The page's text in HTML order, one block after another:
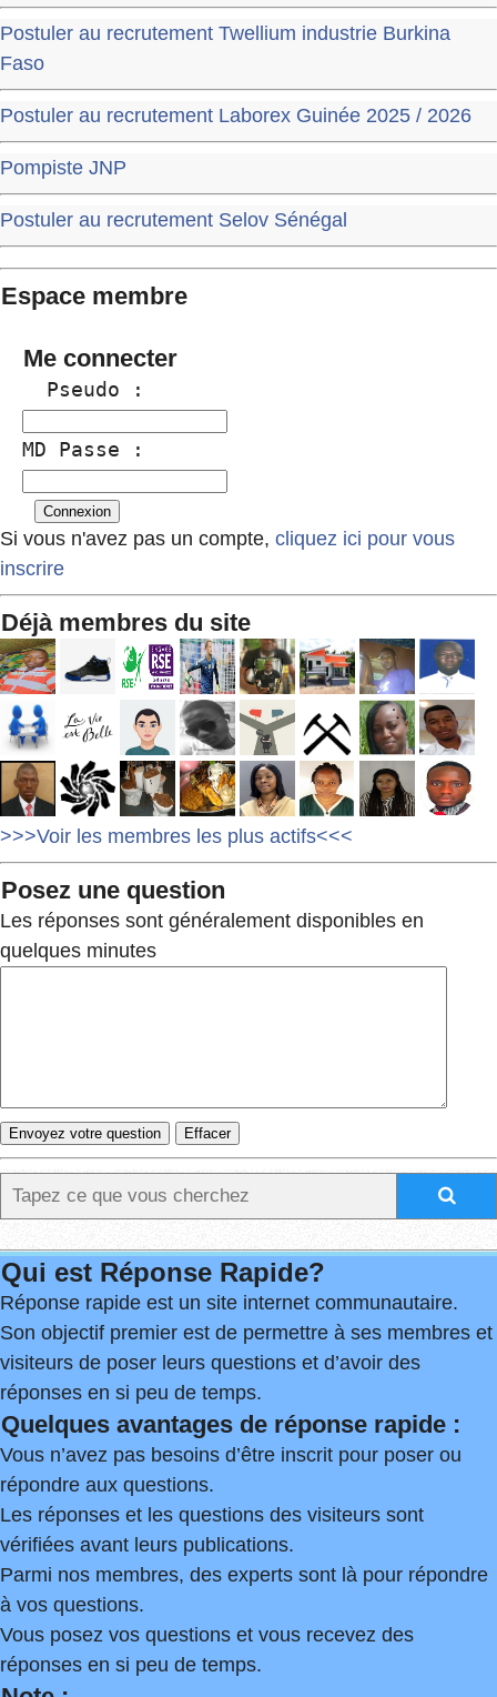
Postuler au recrutement Twellium industrie Burkina
Faso
Postuler au recrutement Laborex Guinée 2025 / 2026
Pompiste JNP
Postuler au recrutement Selov Sénégal
Espace membre
Me connecter
  Pseudo :
MD Passe :
Si vous n'avez pas un compte, cliquez ici pour vous
inscrire
Déjà membres du site
>>>Voir les membres les plus actifs<<<
Posez une question
Les réponses sont généralement disponibles en
quelques minutes
Qui est Réponse Rapide?
Réponse rapide est un site internet communautaire.
Son objectif premier est de permettre à ses membres et
visiteurs de poser leurs questions et d’avoir des
réponses en si peu de temps.
Quelques avantages de réponse rapide :
Vous n’avez pas besoins d’être inscrit pour poser ou
répondre aux questions.
Les réponses et les questions des visiteurs sont
vérifiées avant leurs publications.
Parmi nos membres, des experts sont là pour répondre
à vos questions.
Vous posez vos questions et vous recevez des
réponses en si peu de temps.